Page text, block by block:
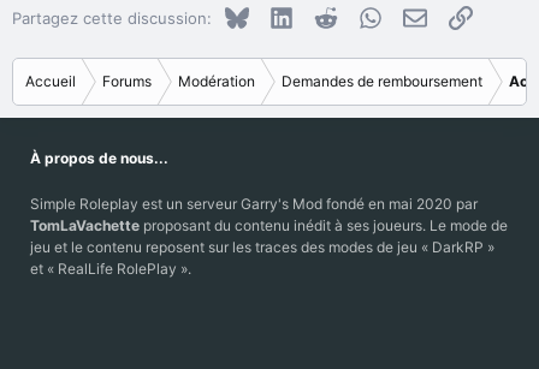
Partagez cette discussion: BlueskyLinkedInRedditWhatsApp
E-mailCopier
Accueil Forums Modération Demandes de remboursement
À propos de nous...
Simple Roleplay est un serveur Garry's Mod fondé en mai 2020 par
TomLaVachette proposant du contenu inédit à ses joueurs. Le mode de
jeu et le contenu reposent sur les traces des modes de jeu « DarkRP »
et « RealLife RolePlay ».